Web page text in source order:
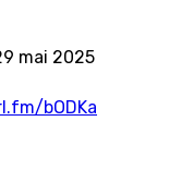
mai 2025
bODKa